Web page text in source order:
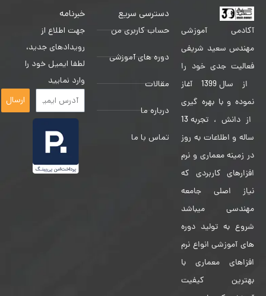
آکادمی آموزشی
مهندس سعید شریفی
فعالیت جدی خود را
از سال 1399 آغاز
نموده و با بهره گیری
از دانش ، تجربه 13
ساله و اطلاعات به روز
در زمینه معماری و نرم
افزارهای کاربردی که
نیاز اصلی جامعه
مهندسی میباشد
شروع به تولید دوره
های آموزشی انواع نرم
افزاهای معماری با
بهترین کیفیت
دسترسی سریع
حساب کاربری من
دوره های آموزشی
مقالات
درباره ما
تماس با ما
خبرنامه
جهت اطلاع از
رویدادهای جدید،
لطفا ایمیل خود را
وارد نمایید
ارسال